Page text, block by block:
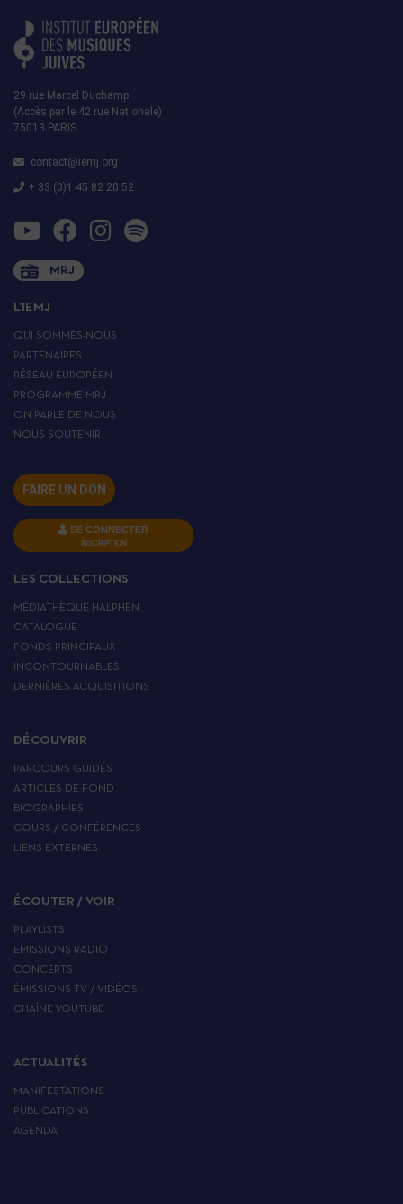
29 rue Marcel Duchamp
(Accès par le 42 rue Nationale)
75013 PARIS
contact@iemj.org
+ 33 (0)1 45 82 20 52
MRJ
L’IEMJ
QUI SOMMES-NOUS
PARTENAIRES
RÉSEAU EUROPÉEN
PROGRAMME MRJ
ON PARLE DE NOUS
NOUS SOUTENIR
FAIRE UN DON
SE CONNECTER
INSCRIPTION
LES COLLECTIONS
MÉDIATHÈQUE HALPHEN
CATALOGUE
FONDS PRINCIPAUX
INCONTOURNABLES
DERNIÈRES ACQUISITIONS
DÉCOUVRIR
PARCOURS GUIDÉS
ARTICLES DE FOND
BIOGRAPHIES
COURS / CONFÉRENCES
LIENS EXTERNES
ÉCOUTER / VOIR
PLAYLISTS
EMISSIONS RADIO
CONCERTS
ÉMISSIONS TV / VIDÉOS
CHAÎNE YOUTUBE
ACTUALITÉS
MANIFESTATIONS
PUBLICATIONS
AGENDA